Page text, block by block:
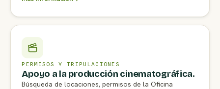
PERMISOS Y TRIPULACIONES
Apoyo a la producción cinematográfica.
Búsqueda de locaciones, permisos de la Oficina